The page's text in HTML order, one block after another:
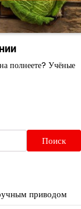
полнеете? Учёные
Поиск
приводом